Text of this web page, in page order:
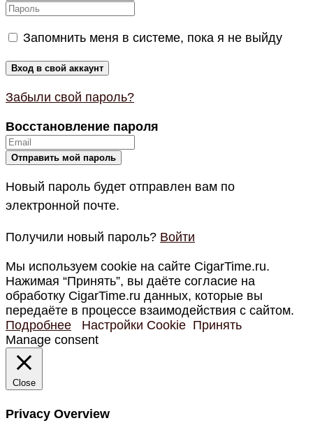
Запомнить меня в системе, пока я не выйду
Забыли свой пароль?
Восстановление пароля
Новый пароль будет отправлен вам по
электронной почте.
Получили новый пароль? Войти
Мы используем cookie на сайте CigarTime.ru.
Нажимая “Принять”, вы даёте согласие на
обработку CigarTime.ru данных, которые вы
передаёте в процессе взаимодействия с сайтом.
Подробнее
Настройки Cookie Принять
Manage consent
Close
Privacy Overview